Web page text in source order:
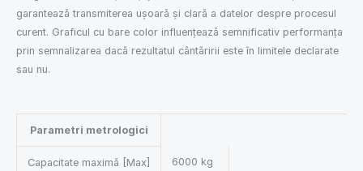
garantează transmiterea ușoară și clară a datelor despre procesul
curent. Graficul cu bare color influențează semnificativ performanța
prin semnalizarea dacă rezultatul cântăririi este în limitele declarate
sau nu.
Parametri metrologici
Capacitate maximă [Max] 6000 kg